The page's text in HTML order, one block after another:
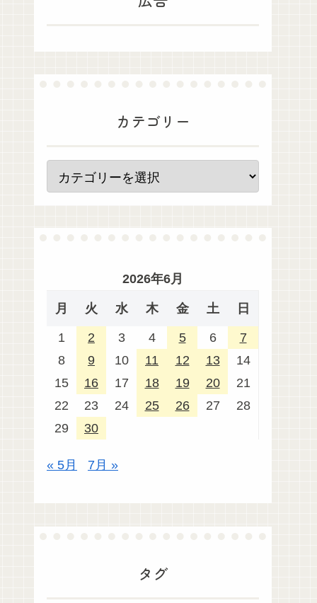
カテゴリー
2026年6月
月 火 水 木 金 土 日
1 2 3 4 5 6
7
8
9 10 11 12 13
14
15
16 17 18 19 20
21
22
23 24 25 26 27
28
29
30
« 5月 7月 »
タグ